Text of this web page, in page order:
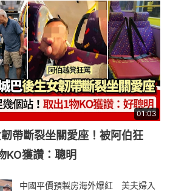
01:03
帶斷裂坐關愛座！被阿伯狂
獲讚：聰明
中國平價預製房海外爆紅 美夫婦入